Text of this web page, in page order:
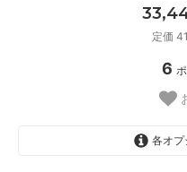
定価
6
各オプ